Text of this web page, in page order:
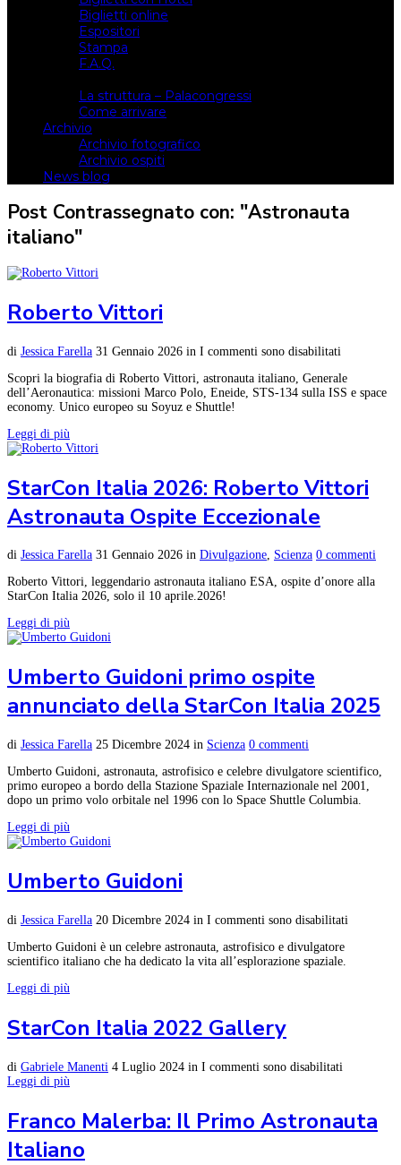
Biglietti online
Espositori
Stampa
F.A.Q.
La struttura – Palacongressi
Come arrivare
Archivio
Archivio fotografico
Archivio ospiti
News blog
Post Contrassegnato con: "Astronauta
italiano"
Roberto Vittori
di Jessica Farella 31 Gennaio 2026 in I commenti sono disabilitati
Scopri la biografia di Roberto Vittori, astronauta italiano, Generale
dell’Aeronautica: missioni Marco Polo, Eneide, STS-134 sulla ISS e space
economy. Unico europeo su Soyuz e Shuttle!
Leggi di più
StarCon Italia 2026: Roberto Vittori
Astronauta Ospite Eccezionale
di Jessica Farella 31 Gennaio 2026 in Divulgazione, Scienza 0 commenti
Roberto Vittori, leggendario astronauta italiano ESA, ospite d’onore alla
StarCon Italia 2026, solo il 10 aprile.2026!
Leggi di più
Umberto Guidoni primo ospite
annunciato della StarCon Italia 2025
di Jessica Farella 25 Dicembre 2024 in Scienza 0 commenti
Umberto Guidoni, astronauta, astrofisico e celebre divulgatore scientifico,
primo europeo a bordo della Stazione Spaziale Internazionale nel 2001,
dopo un primo volo orbitale nel 1996 con lo Space Shuttle Columbia.
Leggi di più
Umberto Guidoni
di Jessica Farella 20 Dicembre 2024 in I commenti sono disabilitati
Umberto Guidoni è un celebre astronauta, astrofisico e divulgatore
scientifico italiano che ha dedicato la vita all’esplorazione spaziale.
Leggi di più
StarCon Italia 2022 Gallery
di Gabriele Manenti 4 Luglio 2024 in I commenti sono disabilitati
Leggi di più
Franco Malerba: Il Primo Astronauta
Italiano